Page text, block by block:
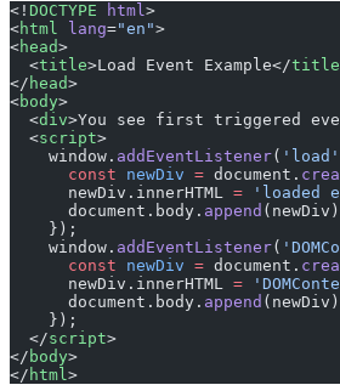
<! DOCTYPE html>
<html lang="en">
<head>
  <
title>Load Event Example</title
</ head>
<body>
  <
div>You see first triggered
  <
script>
    window.
addEventListener( 'load'
      const
newDiv = document.
      newDiv.innerHTML
= 'loaded
      document.body.
append
    });
    window.
addEventListener(
      const
newDiv = document.
      newDiv.innerHTML
=
      document.body.
append
    });
  </
script>
</ body>
</ html>